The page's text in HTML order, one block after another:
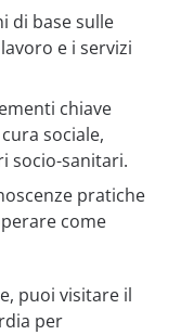
di base sulle
e i servizi
chiave
sociale,
socio-sanitari.
pratiche
come
puoi visitare il
per